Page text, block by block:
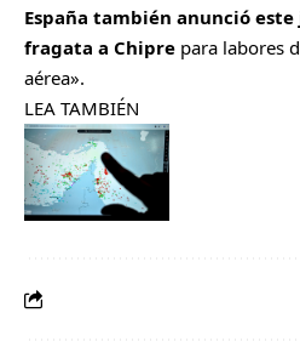
España también anunció
fragata a Chipre para labores
aérea».
LEA TAMBIÉN